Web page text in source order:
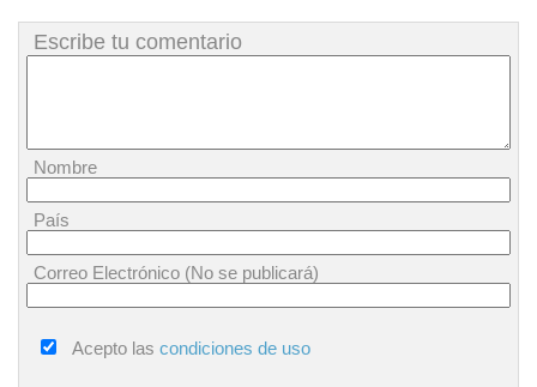
Escribe tu comentario
Nombre
País
Correo Electrónico (No se publicará)
Acepto las condiciones de uso